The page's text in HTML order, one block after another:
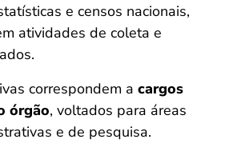
e censos nacionais,
atividades de coleta e
correspondem a cargos
órgão, voltados para áreas
e de pesquisa.